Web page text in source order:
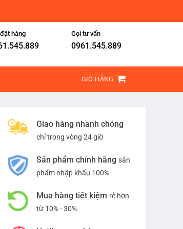
hàng Gọi tư vấn
0961.545.889
GIỎ HÀNG
Giao hàng nhanh chóng
chỉ trong vòng 24 giờ
Sản phẩm chính hãng sản
phẩm nhập khẩu 100%
Mua hàng tiết kiệm rẻ hơn
từ 10% - 30%